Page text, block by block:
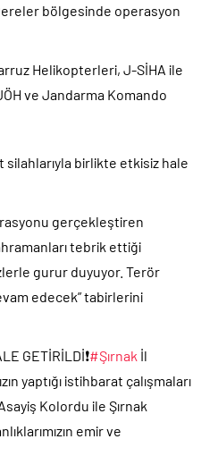
bölgesinde operasyon
Helikopterleri, J-SİHA ile
ve Jandarma Komando
silahlarıyla birlikte etkisiz hale
gerçekleştiren
tebrik ettiği
gurur duyuyor. Terör
edecek” tabirlerini
GETİRİLDİ❗️#Şırnak İl
yaptığı istihbarat çalışmaları
Kolordu ile Şırnak
emir ve